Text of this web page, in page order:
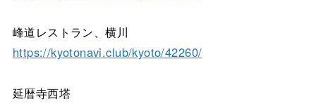
峰道レストラン、横川
https://kyotonavi.club/kyoto/42260/
延暦寺西塔